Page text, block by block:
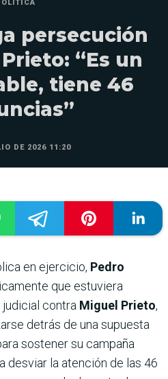
persecución
“Es un
tiene 46
DE 2026 11:20
en ejercicio, Pedro
que estuviera
judicial contra Miguel Prieto,
detrás de una supuesta
sostener su campaña
desviar la atención de las 46